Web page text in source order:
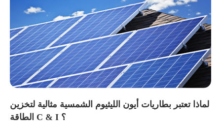
لماذا تعتبر بطاريات أيون الليثيوم الشمسية مثالية لتخزين
الطاقة C & I ؟